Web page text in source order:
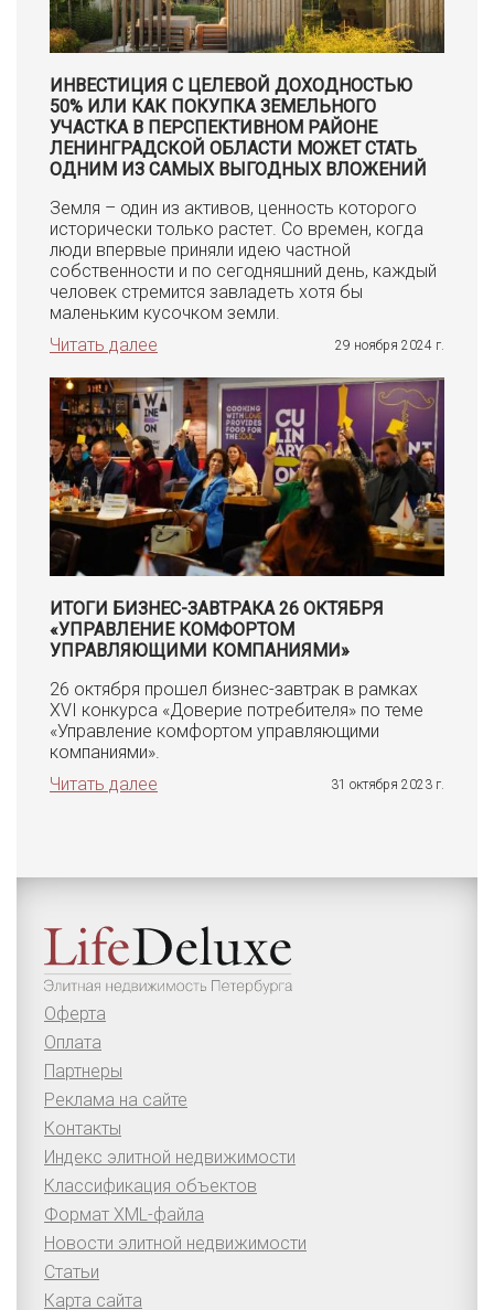
ИНВЕСТИЦИЯ С ЦЕЛЕВОЙ ДОХОДНОСТЬЮ
50% ИЛИ КАК ПОКУПКА ЗЕМЕЛЬНОГО
УЧАСТКА В ПЕРСПЕКТИВНОМ РАЙОНЕ
ЛЕНИНГРАДСКОЙ ОБЛАСТИ МОЖЕТ СТАТЬ
ОДНИМ ИЗ САМЫХ ВЫГОДНЫХ ВЛОЖЕНИЙ
Земля – один из активов, ценность которого
исторически только растет. Со времен, когда
люди впервые приняли идею частной
собственности и по сегодняшний день, каждый
человек стремится завладеть хотя бы
маленьким кусочком земли.
Читать далее
29 ноября 2024 г.
ИТОГИ БИЗНЕС-ЗАВТРАКА 26 ОКТЯБРЯ
«УПРАВЛЕНИЕ КОМФОРТОМ
УПРАВЛЯЮЩИМИ КОМПАНИЯМИ»
26 октября прошел бизнес-завтрак в рамках
XVI конкурса «Доверие потребителя» по теме
«Управление комфортом управляющими
компаниями».
Читать далее
31 октября 2023 г.
Оферта
Оплата
Партнеры
Реклама на сайте
Контакты
Индекс элитной недвижимости
Классификация объектов
Формат XML-файла
Новости элитной недвижимости
Статьи
Карта сайта